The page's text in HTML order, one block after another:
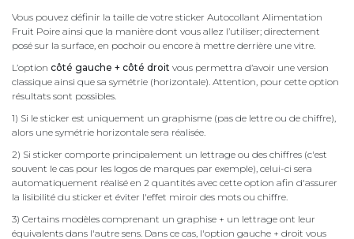
Vous pouvez définir la taille de votre sticker Autocollant Alimentation
Fruit Poire ainsi que la manière dont vous allez l’utiliser; directement
posé sur la surface, en pochoir ou encore à mettre derrière une vitre.
L’option côté gauche + côté droit vous permettra d’avoir une version
classique ainsi que sa symétrie (horizontale). Attention, pour cette option
résultats sont possibles.
1) Si le sticker est uniquement un graphisme (pas de lettre ou de chiffre),
alors une symétrie horizontale sera réalisée.
2) Si sticker comporte principalement un lettrage ou des chiffres (c'est
souvent le cas pour les logos de marques par exemple), celui-ci sera
automatiquement réalisé en 2 quantités avec cette option afin d'assurer
la lisibilité du sticker et éviter l'effet miroir des mots ou chiffre.
3) Certains modèles comprenant un graphise + un lettrage ont leur
équivalents dans l'autre sens. Dans ce cas, l'option gauche + droit vous